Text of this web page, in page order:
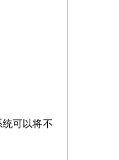
可以将不